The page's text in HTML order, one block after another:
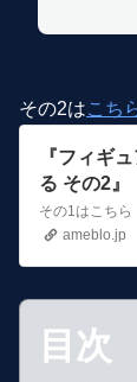
その2はこち
『フィギ
る その2』
ameblo.jp
目次